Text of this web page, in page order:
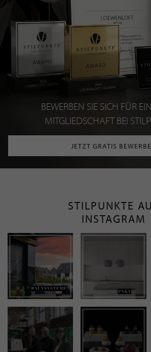
BEWERBEN SIE SICH FÜR
MITGLIEDSCHAFT BEI
JETZT GRATIS
STILPUNKTE
INSTAGRAM